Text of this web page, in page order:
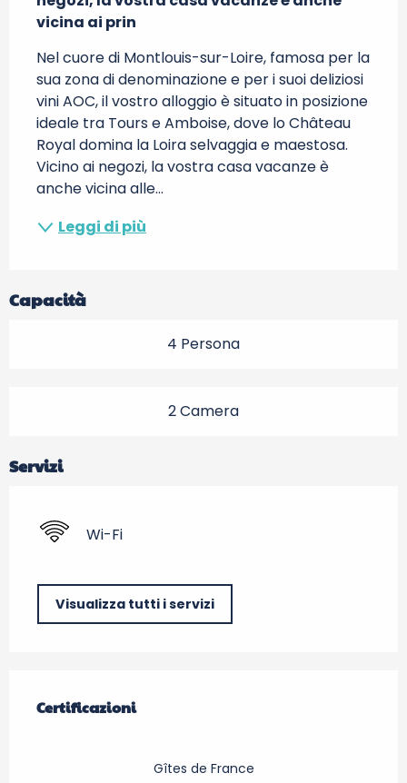
vicina ai prin
Nel cuore di Montlouis-sur-Loire, famosa per la
sua zona di denominazione e per i suoi deliziosi
vini AOC, il vostro alloggio è situato in posizione
ideale tra Tours e Amboise, dove lo Château
Royal domina la Loira selvaggia e maestosa.
Vicino ai negozi, la vostra casa vacanze è
anche vicina alle...
Leggi di più
Capacità
4 Persona
2 Camera
Servizi
Wi-Fi
Visualizza tutti i servizi
Certificazioni
Certificazioni
Gîtes de France